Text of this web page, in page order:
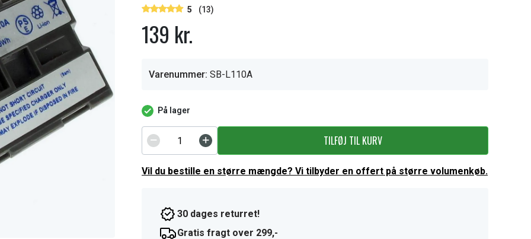
5 (13)
139 kr.
Varenummer: SB-L110A
På lager
TILFØJ TIL KURV
Vil du bestille en større mængde? Vi tilbyder en offert på større volumenkøb.
30 dages returret!
Gratis fragt over 299,-